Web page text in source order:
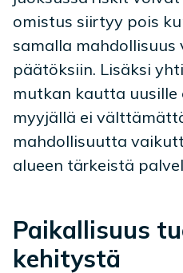
omistus siirtyy pois
samalla
päätöksiin. Lisäksi
mutkan kautta uusille
myyjällä ei
mahdollisuutta
alueen tärkeistä
Paikallisuus
kehitystä